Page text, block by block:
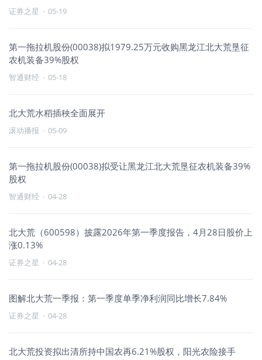
证券之星 · 05-19
第一拖拉机股份(00038)拟1979.25万元收购黑龙江北大荒垦征
农机装备39%股权
智通财经 · 05-18
北大荒水稻插秧全面展开
滚动播报 · 05-09
第一拖拉机股份(00038)拟受让黑龙江北大荒垦征农机装备39%
股权
智通财经 · 04-28
北大荒（600598）披露2026年第一季度报告，4月28日股价上
涨0.13%
证券之星 · 04-28
图解北大荒一季报：第一季度单季净利润同比增长7.84%
证券之星 · 04-28
北大荒投资拟出清所持中国农再6.21%股权，阳光农险接手